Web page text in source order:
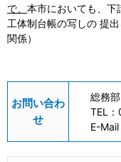
で、 本市においても、下
工体制台帳の写しの 提
関係）
お問い合わ
せ
総務
TEL：
E-Mail